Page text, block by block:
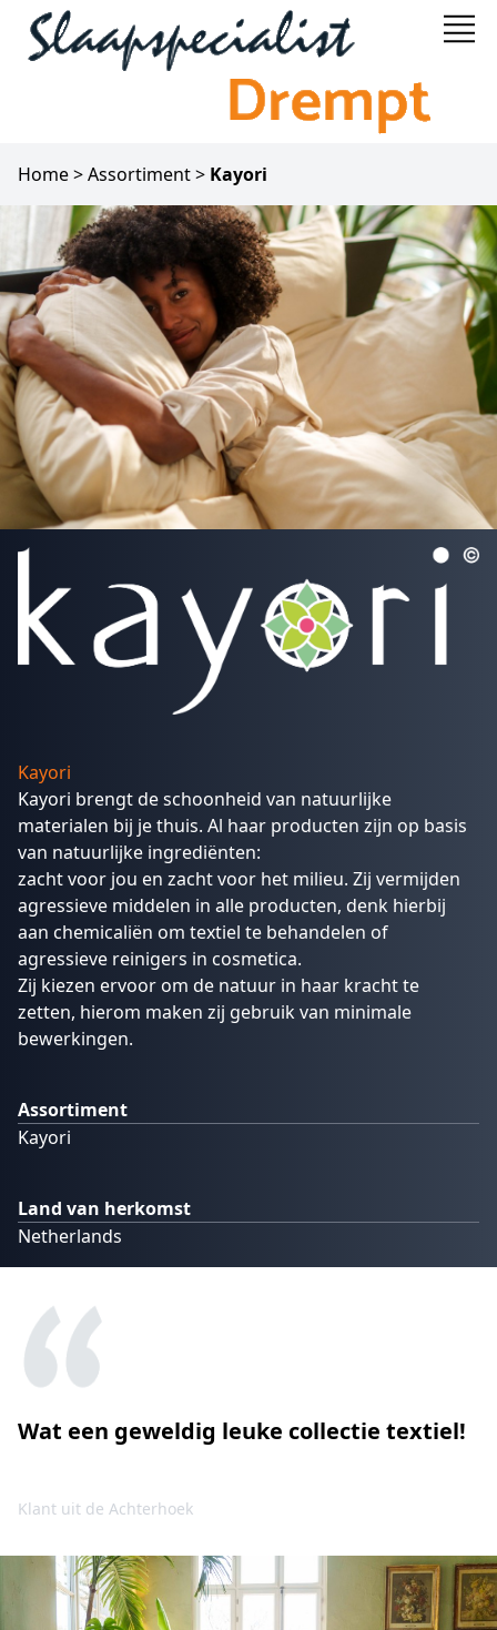
Home>Assortiment> Kayori
Kayori
Kayori brengt de schoonheid van natuurlijke
materialen bij je thuis. Al haar producten zijn op basis
van natuurlijke ingrediënten:
zacht voor jou en zacht voor het milieu. Zij vermijden
agressieve middelen in alle producten, denk hierbij
aan chemicaliën om textiel te behandelen of
agressieve reinigers in cosmetica.
Zij kiezen ervoor om de natuur in haar kracht te
zetten, hierom maken zij gebruik van minimale
bewerkingen.
Assortiment
Kayori
Land van herkomst
Netherlands
Wat een geweldig leuke collectie textiel!
Klant uit de Achterhoek